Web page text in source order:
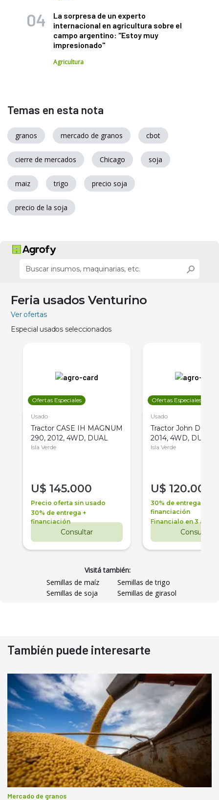
La sorpresa de un experto
internacional en agricultura sobre el
campo argentino: "Estoy muy
impresionado"
Agricultura
Temas en esta nota
granos mercado de granos cbot
cierre de mercados Chicago soja
maiz trigo precio soja
precio de la soja
Feria usados Venturino
Ver ofertas
Especial usados seleccionados
Ofertas Especiales
Usado
Tractor CASE IH MAGNUM
290, 2012, 4WD, DUAL
Isla Verde
U$ 145.000
Precio oferta sin usado
30% de entrega +
financiación
Consultar
Ofertas Especiales
Usado
Tractor John Deere
2014, 4WD, DUAL
Isla Verde
U$ 120.000
30% de entrega +
financiación
Financialo en 3 años
Consultar
Visitá también:
Semillas de maíz
Semillas de trigo
Semillas de soja
Semillas de girasol
También puede interesarte
Mercado de granos